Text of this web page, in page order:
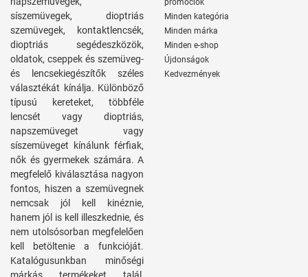
síszemüvegek, dioptriás
szemüvegek, kontaktlencsék,
dioptriás segédeszközök,
oldatok, cseppek és szemüveg-
és lencsekiegészítők széles
választékát kínálja. Különböző
típusú kereteket, többféle
lencsét vagy dioptriás,
napszemüveget vagy
síszemüveget kínálunk férfiak,
nők és gyermekek számára. A
megfelelő kiválasztása nagyon
fontos, hiszen a szemüvegnek
nemcsak jól kell kinéznie,
hanem jól is kell illeszkednie, és
nem utolsósorban megfelelően
kell betöltenie a funkcióját.
Katalógusunkban minőségi
promóciók
Minden kategória
Minden márka
Minden e-shop
Újdonságok
Kedvezmények